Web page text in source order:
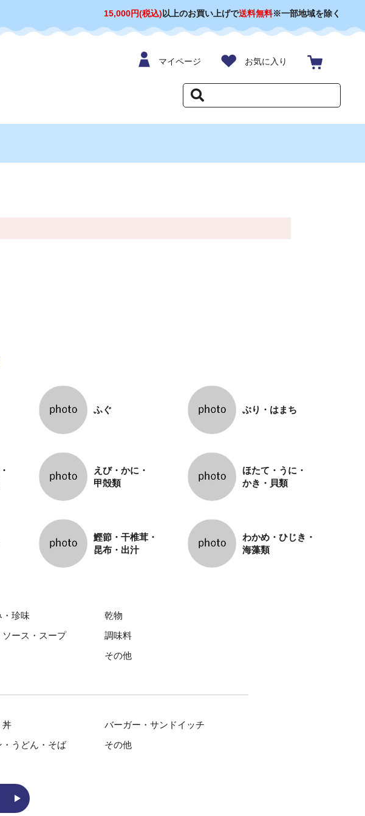
15,000円(税込) 以上のお買い上げで送料無料※一部地域を除く
マイページ お気に入り
ふぐ ぶり・はまち
えび・かに・
甲殻類
ほたて・うに・
かき・貝類
鰹節・干椎茸・
昆布・出汁
わかめ・ひじき・
海藻類
・珍味
ソース・スープ
乾物
調味料
その他
丼
・うどん・そば
バーガー・サンドイッチ
その他